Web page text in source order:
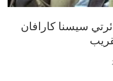
سيسنا كارافان